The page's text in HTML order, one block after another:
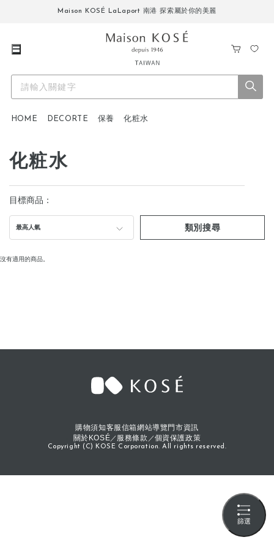
Maison KOSÉ LaLaport 南港 探索屬於你的美麗
HOME DECORTE 保養 化粧水
篩選
化粧水
目標商品：
最高人氣 類別搜尋
沒有適用的商品。
購物須知客服信箱網站導覽門市資訊
關於KOSÉ
服務條款 個資保護政策
Copyright (C) KOSE Corporation. All rights reserved.